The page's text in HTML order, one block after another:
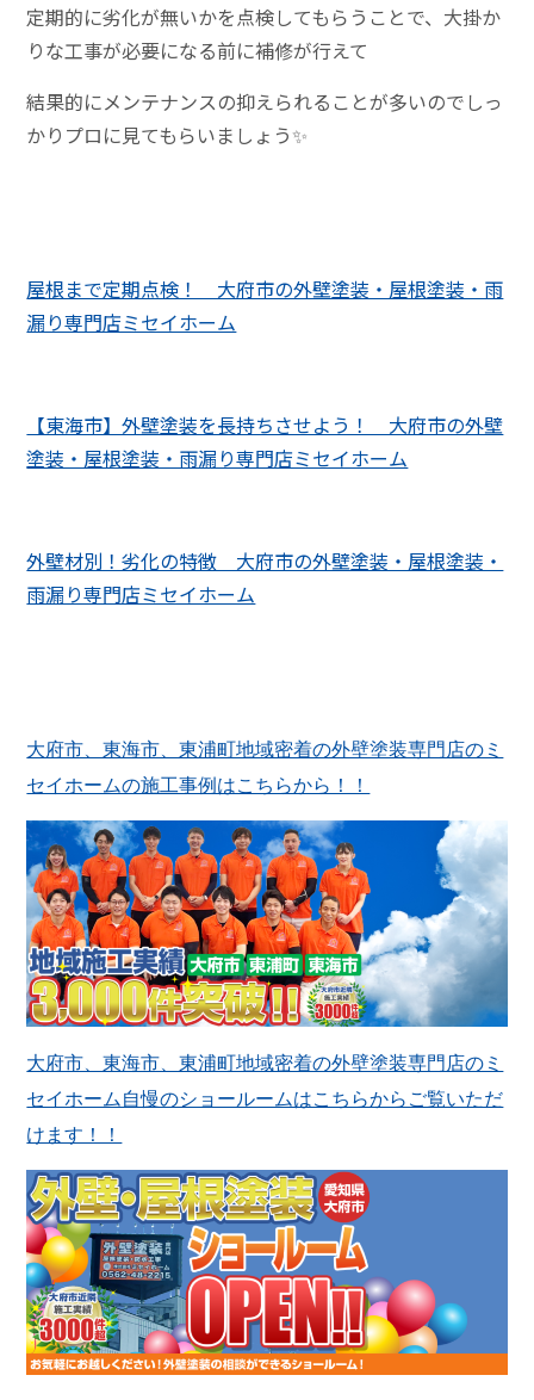
定期的に劣化が無いかを点検してもらうことで、大掛か
りな工事が必要になる前に補修が行えて
結果的にメンテナンスの抑えられることが多いのでしっ
かりプロに見てもらいましょう✨
屋根まで定期点検！ 大府市の外壁塗装・屋根塗装・雨
漏り専門店ミセイホーム
【東海市】外壁塗装を長持ちさせよう！ 大府市の外壁
塗装・屋根塗装・雨漏り専門店ミセイホーム
外壁材別！劣化の特徴 大府市の外壁塗装・屋根塗装・
雨漏り専門店ミセイホーム
大府市、東海市、東浦町地域密着の外壁塗装専門店のミ
セイホームの施工事例はこちらから！！
大府市、東海市、東浦町地域密着の外壁塗装専門店のミ
セイホーム自慢のショールームはこちらからご覧いただ
けます！！